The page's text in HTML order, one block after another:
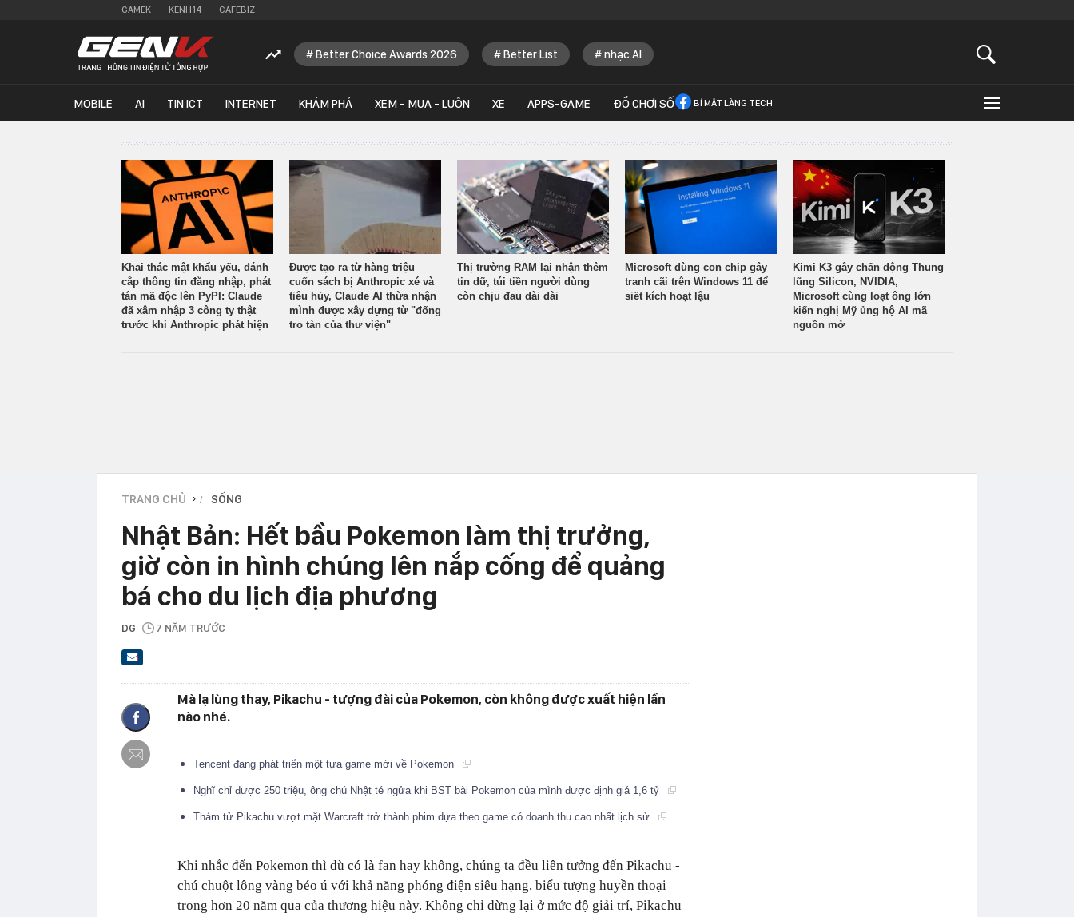
GAMEK KENH14 CAFEBIZ
Better Choice Awards 2026 Better List nhạc AI
MOBILE AI TIN ICT INTERNET KHÁM PHÁ XEM - MUA - LUÔN XE APPS-GAME ĐỒ CHƠI SỐ BÍ MẬT LÀNG TECH
Khai thác mật khẩu yếu, đánh
cắp thông tin đăng nhập, phát
tán mã độc lên PyPI: Claude
đã xâm nhập 3 công ty thật
trước khi Anthropic phát hiện
Được tạo ra từ hàng triệu
cuốn sách bị Anthropic xé và
tiêu hủy, Claude AI thừa nhận
mình được xây dựng từ "đống
tro tàn của thư viện"
Thị trường RAM lại nhận thêm
tin dữ, túi tiền người dùng
còn chịu đau dài dài
Microsoft dùng con chip gây
tranh cãi trên Windows 11 để
siết kích hoạt lậu
Kimi K3 gây chấn động Thung
lũng Silicon, NVIDIA,
Microsoft cùng loạt ông lớn
kiến nghị Mỹ ủng hộ AI mã
nguồn mở
TRANG CHỦ › SỐNG
Nhật Bản: Hết bầu Pokemon làm thị trưởng,
giờ còn in hình chúng lên nắp cống để quảng
bá cho du lịch địa phương
DG 7 NĂM TRƯỚC
Mà lạ lùng thay, Pikachu - tượng đài của Pokemon, còn không được xuất hiện lần
nào nhé.
Tencent đang phát triển một tựa game mới về Pokemon
Nghĩ chỉ được 250 triệu, ông chú Nhật té ngửa khi BST bài Pokemon của mình được định giá 1,6 tỷ
Thám tử Pikachu vượt mặt Warcraft trở thành phim dựa theo game có doanh thu cao nhất lịch sử
Khi nhắc đến Pokemon thì dù có là fan hay không, chúng ta đều liên tưởng đến Pikachu -
chú chuột lông vàng béo ú với khả năng phóng điện siêu hạng, biểu tượng huyền thoại
trong hơn 20 năm qua của thương hiệu này. Không chỉ dừng lại ở mức độ giải trí, Pikachu